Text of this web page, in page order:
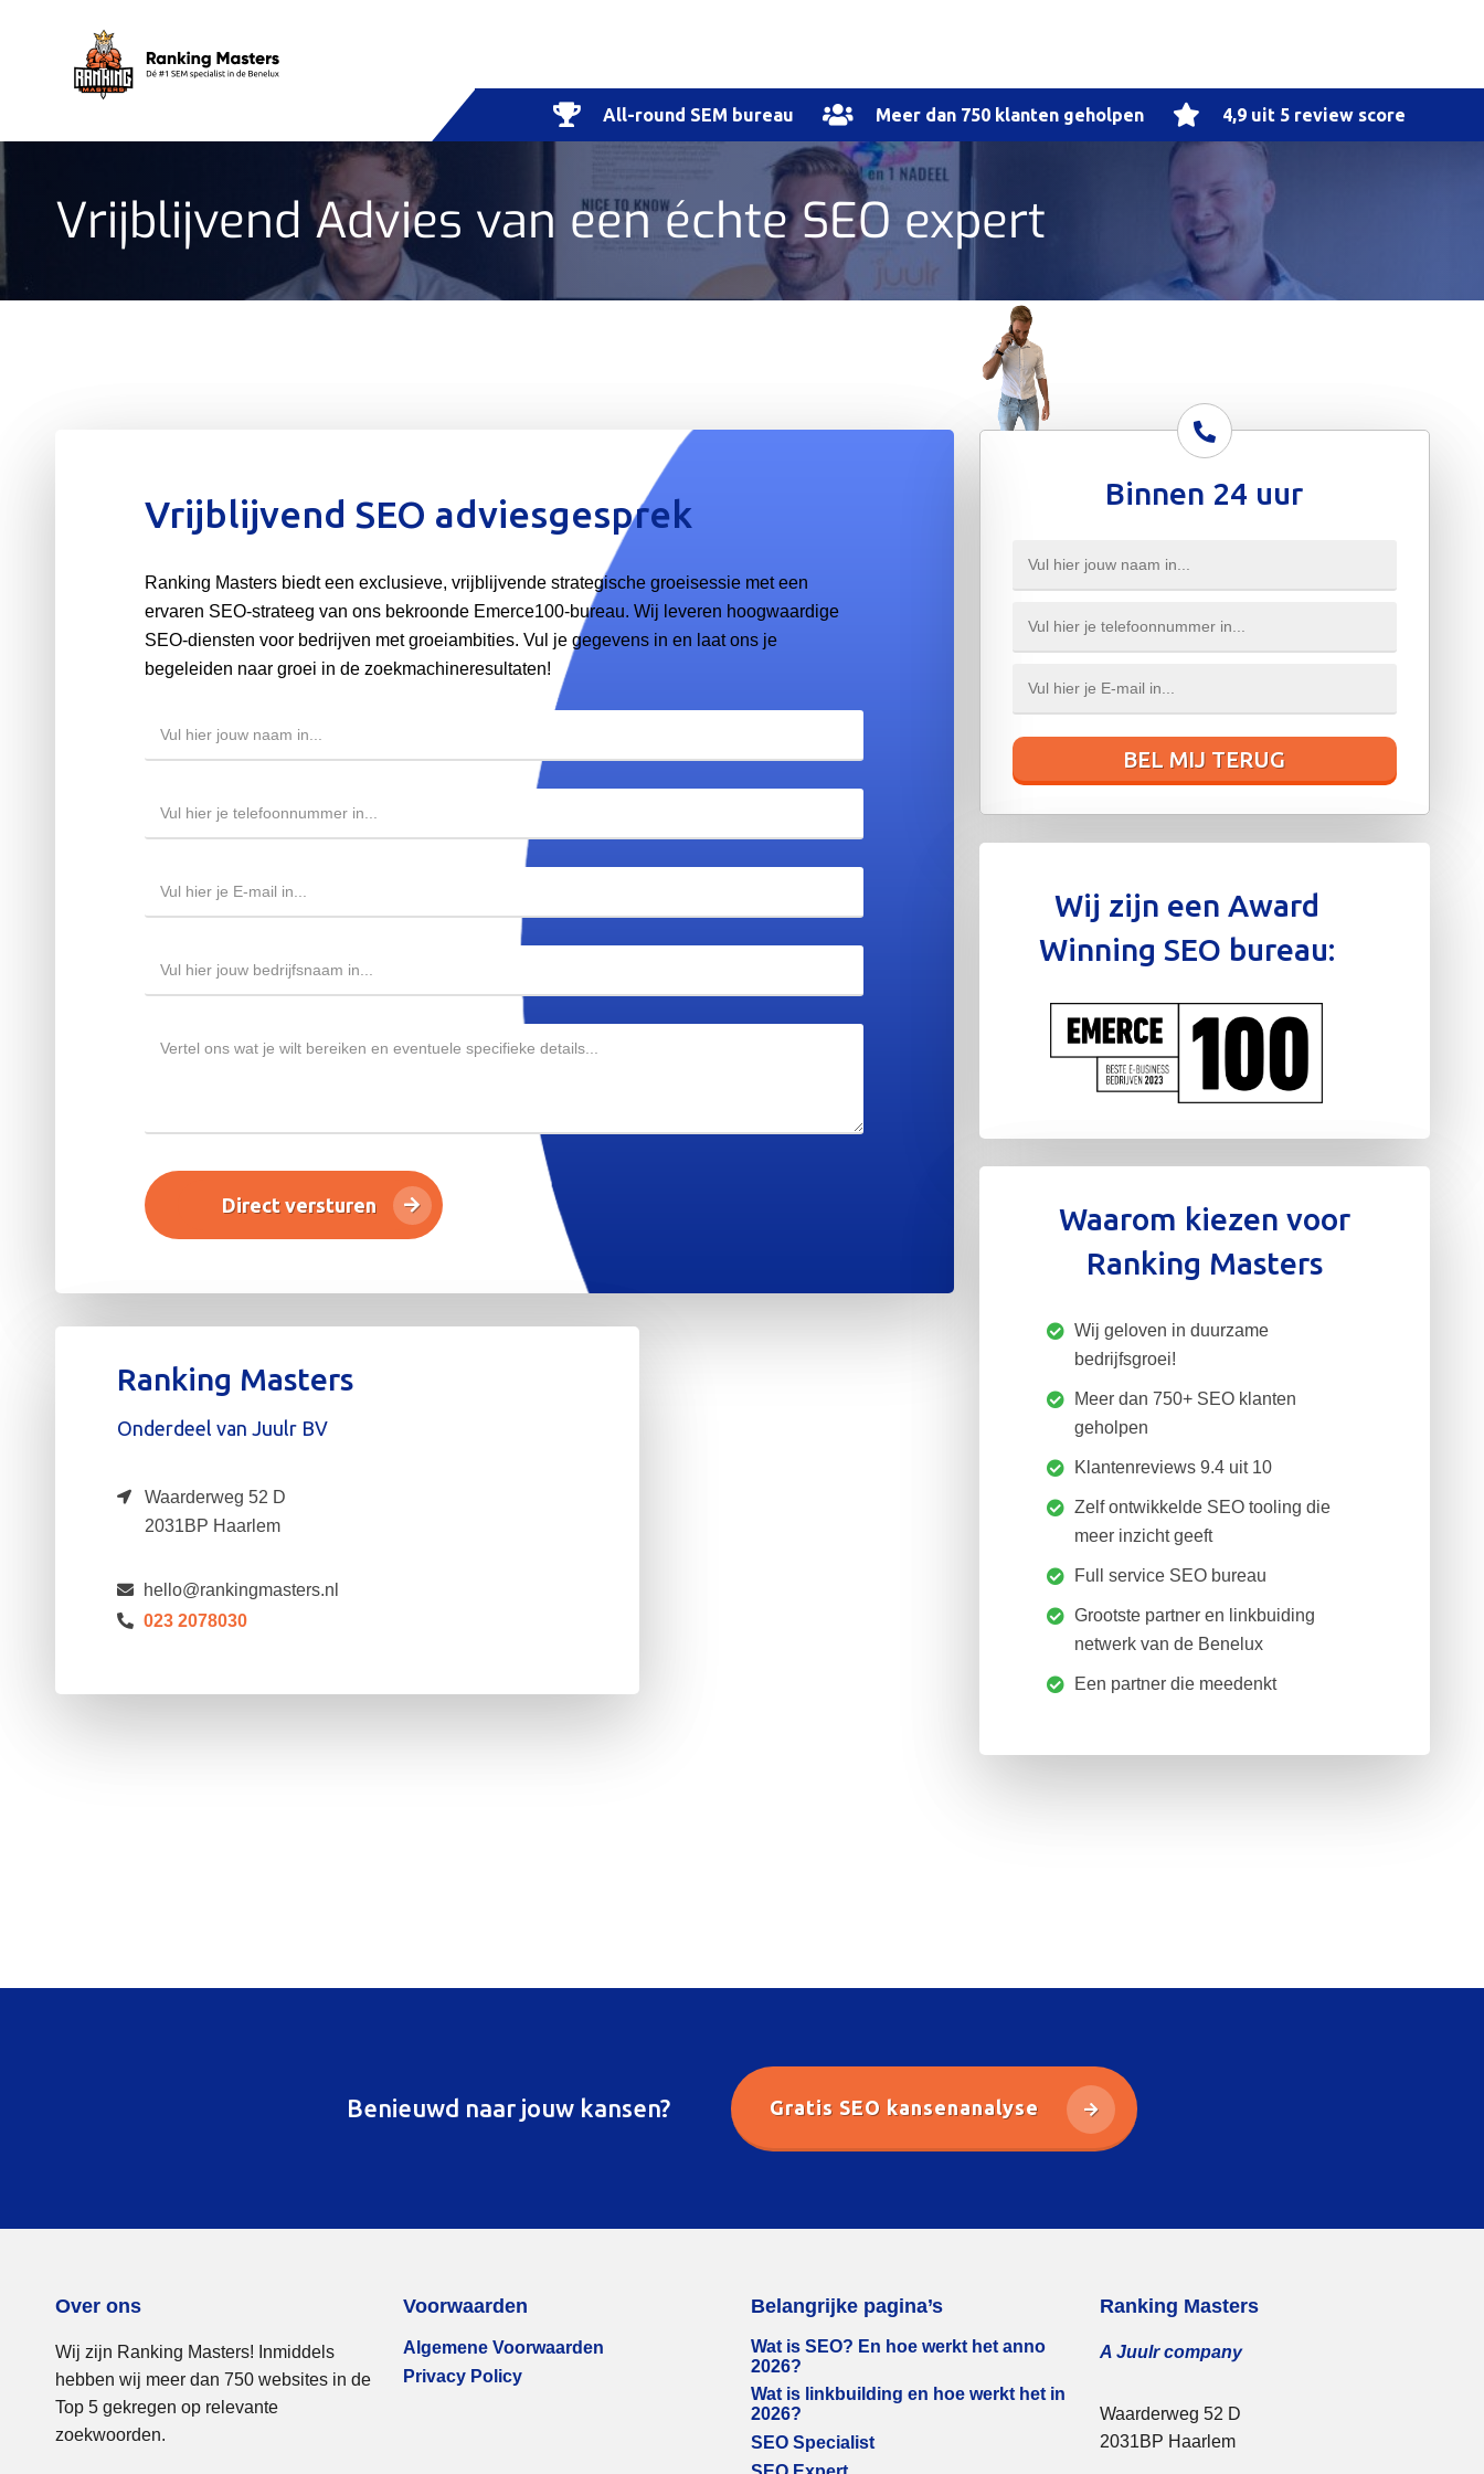
All-round SEM bureau Meer dan 750 klanten geholpen 4,9 uit 5 review score
Vrijblijvend Advies van een échte SEO expert
Vrijblijvend SEO adviesgesprek
Ranking Masters biedt een exclusieve, vrijblijvende strategische groeisessie met een
ervaren SEO-strateeg van ons bekroonde Emerce100-bureau. Wij leveren hoogwaardige
SEO-diensten voor bedrijven met groeiambities. Vul je gegevens in en laat ons je
begeleiden naar groei in de zoekmachineresultaten!
Ranking Masters
Onderdeel van Juulr BV
Waarderweg 52 D
2031BP Haarlem
hello@rankingmasters.nl
023 2078030
Binnen 24 uur
Wij zijn een Award
Winning SEO bureau:
Waarom kiezen voor
Ranking Masters
Wij geloven in duurzame
bedrijfsgroei!
Meer dan 750+ SEO klanten
geholpen
Klantenreviews 9.4 uit 10
Zelf ontwikkelde SEO tooling die
meer inzicht geeft
Full service SEO bureau
Grootste partner en linkbuiding
netwerk van de Benelux
Een partner die meedenkt
Benieuwd naar jouw kansen? Gratis SEO kansenanalyse
Over ons
Wij zijn Ranking Masters! Inmiddels
hebben wij meer dan 750 websites in de
Top 5 gekregen op relevante
zoekwoorden.
Voorwaarden
Algemene Voorwaarden
Privacy Policy
Belangrijke pagina’s
Wat is SEO? En hoe werkt het anno
2026?
Wat is linkbuilding en hoe werkt het in
2026?
SEO Specialist
Ranking Masters
A Juulr company
Waarderweg 52 D
2031BP Haarlem